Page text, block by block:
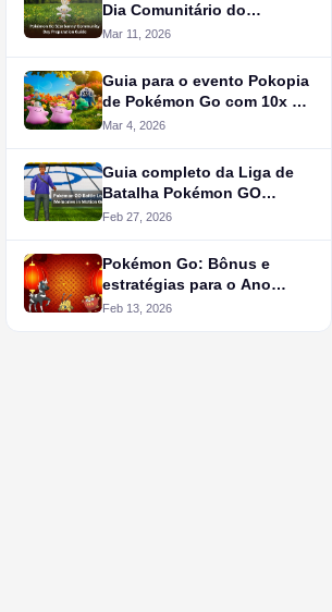
Dia Comunitário do
Scorbunny em Pokémon Go
Mar 11, 2026
Guia para o evento Pokopia
de Pokémon Go com 10x XP
e Ditto Brilhante
Mar 4, 2026
Guia completo da Liga de
Batalha Pokémon GO
Memórias em Movimento
Feb 27, 2026
Pokémon Go: Bônus e
estratégias para o Ano
Novo Lunar de 2026
Feb 13, 2026